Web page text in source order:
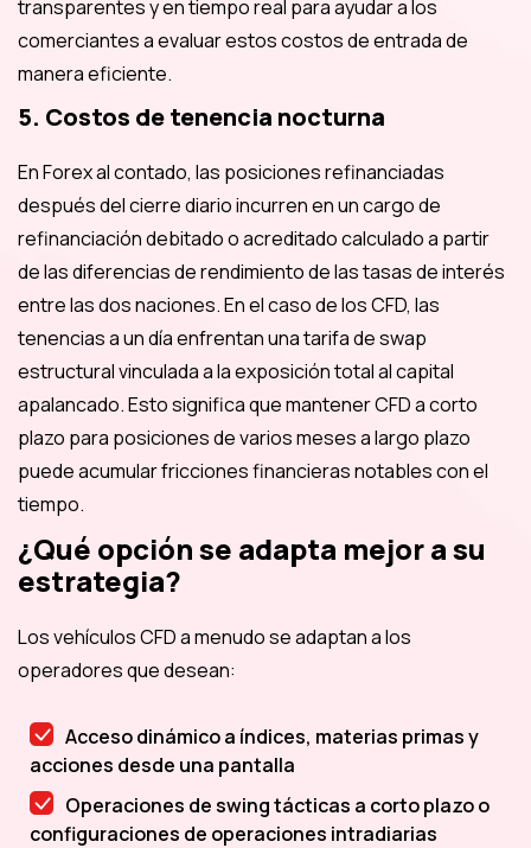
transparentes y en tiempo real para ayudar a los
comerciantes a evaluar estos costos de entrada de
manera eficiente.
5. Costos de tenencia nocturna
En Forex al contado, las posiciones refinanciadas
después del cierre diario incurren en un cargo de
refinanciación debitado o acreditado calculado a partir
de las diferencias de rendimiento de las tasas de interés
entre las dos naciones. En el caso de los CFD, las
tenencias a un día enfrentan una tarifa de swap
estructural vinculada a la exposición total al capital
apalancado. Esto significa que mantener CFD a corto
plazo para posiciones de varios meses a largo plazo
puede acumular fricciones financieras notables con el
tiempo.
¿Qué opción se adapta mejor a su
estrategia?
Los vehículos CFD a menudo se adaptan a los
operadores que desean:
Acceso dinámico a índices, materias primas y
acciones desde una pantalla
Operaciones de swing tácticas a corto plazo o
configuraciones de operaciones intradiarias